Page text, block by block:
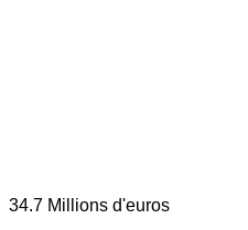
34.7 Millions d'euros